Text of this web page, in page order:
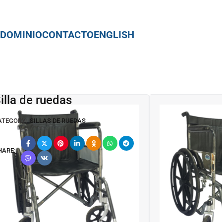
Silla de ruedas
SILLAS DE RUEDAS